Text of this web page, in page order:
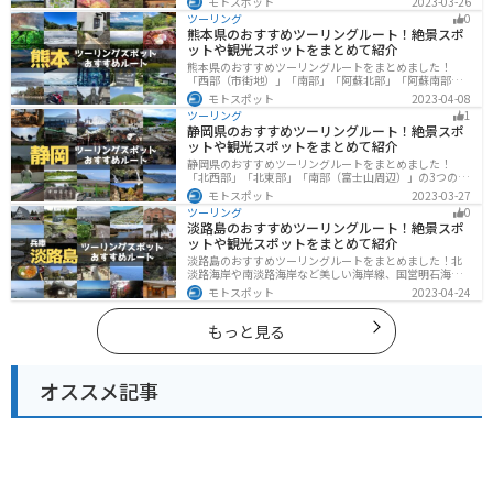
グスポットが多数あります。バイクで長野県にツーリン
グに行く際は参考にしてください。
ツーリング
0
熊本県のおすすめツーリングルート！絶景スポ
ットや観光スポットをまとめて紹介
熊本県のおすすめツーリングルートをまとめました！
「西部（市街地）」「南部」「阿蘇北部」「阿蘇南部」
の4つのルート紹介します。阿蘇山や天草諸島をはじめと
した豊かな自然や、熊本城や水前寺成趣園など歴史ある
観光スポットが多数あり、様々な楽しみ方ができます。
バイクで熊本県にツーリングに行く際は参考にしてくだ
さい。
モトスポット
2023-04-08
ツーリング
1
静岡県のおすすめツーリングルート！絶景スポ
ットや観光スポットをまとめて紹介
静岡県のおすすめツーリングルートをまとめました！
「北西部」「北東部」「南部（富士山周辺）」の3つのル
ート紹介します。富士山を中心に自然豊かな景色や食事
を楽しめるスポットが多数あります。バイクで静岡県に
ツーリングに行く際は参考にしてください。
モトスポット
2023-03-27
ツーリング
0
淡路島のおすすめツーリングルート！絶景スポ
ットや観光スポットをまとめて紹介
淡路島のおすすめツーリングルートをまとめました！北
淡路海岸や南淡路海岸など美しい海岸線、国営明石海峡
公園や淡路夢舞台など、自然とアートが融合した施設も
多数あります。バイクで淡路島にツーリングに行く際は
参考にしてください。
モトスポット 2023-04-24
もっと見る
オススメ記事